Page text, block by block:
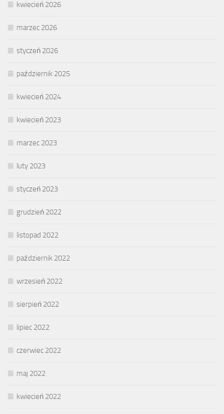
kwiecień 2026
marzec 2026
styczeń 2026
październik 2025
kwiecień 2024
kwiecień 2023
marzec 2023
luty 2023
styczeń 2023
grudzień 2022
listopad 2022
październik 2022
wrzesień 2022
sierpień 2022
lipiec 2022
czerwiec 2022
maj 2022
kwiecień 2022